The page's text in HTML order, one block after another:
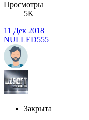
Просмотры
5K
11 Дек 2018
NULLED555
Закрыта